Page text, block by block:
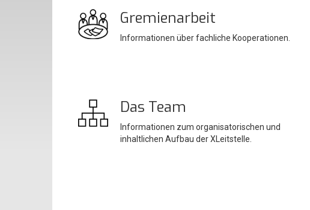
Gremienarbeit
Informationen über fachliche Kooperationen.
Das Team
Informationen zum organisatorischen und
inhaltlichen Aufbau der XLeitstelle.